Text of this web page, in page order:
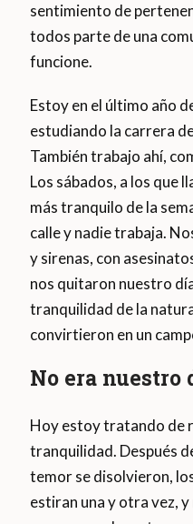
sentimiento de
todos parte de una
funcione.
Estoy en el último año
estudiando la carrera
También trabajo ahí,
Los sábados, a los que
más tranquilo de la
calle y nadie trabaja.
y sirenas, con
nos quitaron nuestro
tranquilidad de la
convirtieron en un
No era nuestro
Hoy estoy tratando de
tranquilidad. Después
temor se disolvieron,
estiran una y otra vez,